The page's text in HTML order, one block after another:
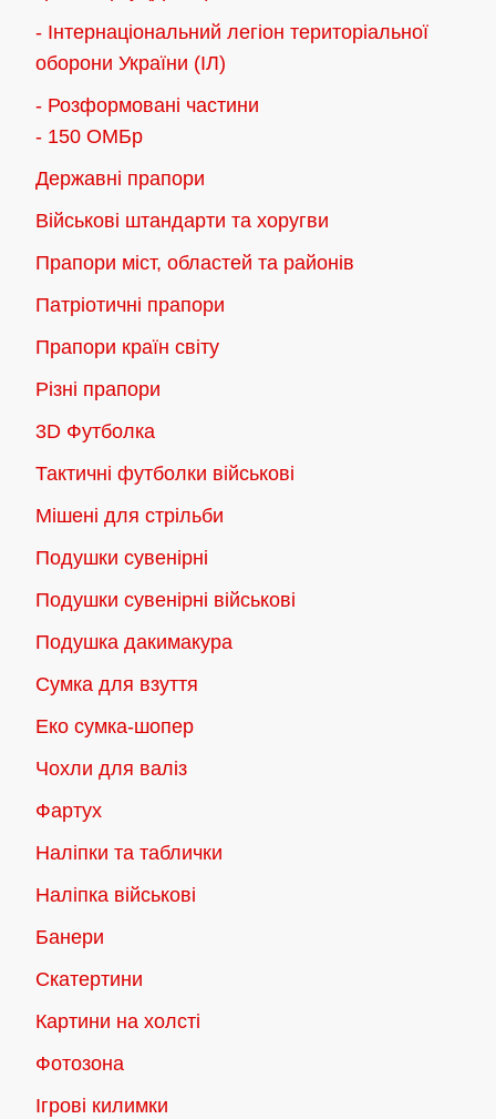
- Інтернаціональний легіон територіальної
оборони України (ІЛ)
- Розформовані частини
- 150 ОМБр
Державні прапори
Військові штандарти та хоругви
Прапори міст, областей та районів
Патріотичні прапори
Прапори країн світу
Різні прапори
3D Футболка
Тактичні футболки військові
Мішені для стрільби
Подушки сувенірні
Подушки сувенірні військові
Подушка дакимакура
Сумка для взуття
Еко сумка-шопер
Чохли для валіз
Фартух
Наліпки та таблички
Наліпка військові
Банери
Скатертини
Картини на холсті
Фотозона
Ігрові килимки